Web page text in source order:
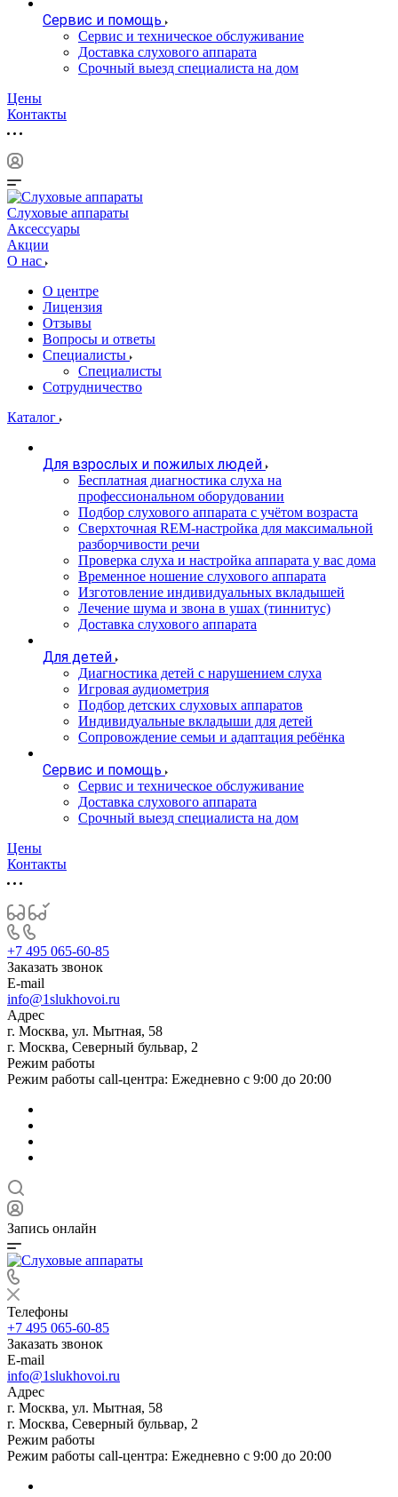
Сервис и помощь
Сервис и техническое обслуживание
Доставка слухового аппарата
Срочный выезд специалиста на дом
Цены
Контакты
Слуховые аппараты
Аксессуары
Акции
О нас
О центре
Лицензия
Отзывы
Вопросы и ответы
Специалисты
Специалисты
Сотрудничество
Каталог
Для взрослых и пожилых людей
Бесплатная диагностика слуха на
профессиональном оборудовании
Подбор слухового аппарата с учётом возраста
Сверхточная REM-настройка для максимальной
разборчивости речи
Проверка слуха и настройка аппарата у вас дома
Временное ношение слухового аппарата
Изготовление индивидуальных вкладышей
Лечение шума и звона в ушах (тиннитус)
Доставка слухового аппарата
Для детей
Диагностика детей с нарушением слуха
Игровая аудиометрия
Подбор детских слуховых аппаратов
Индивидуальные вкладыши для детей
Сопровождение семьи и адаптация ребёнка
Сервис и помощь
Сервис и техническое обслуживание
Доставка слухового аппарата
Срочный выезд специалиста на дом
Цены
Контакты
+7 495 065-60-85
Заказать звонок
E-mail
info@1slukhovoi.ru
Адрес
г. Москва, ул. Мытная, 58
г. Москва, Северный бульвар, 2
Режим работы
Режим работы call-центра: Ежедневно с 9:00 до 20:00
Запись онлайн
Телефоны
+7 495 065-60-85
Заказать звонок
E-mail
info@1slukhovoi.ru
Адрес
г. Москва, ул. Мытная, 58
г. Москва, Северный бульвар, 2
Режим работы
Режим работы call-центра: Ежедневно с 9:00 до 20:00